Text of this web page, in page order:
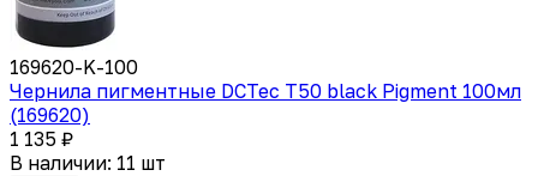
169620-K-100
Чернила пигментные DCTec T50 black Pigment 100мл
(169620)
1 135 ₽
В наличии: 11 шт